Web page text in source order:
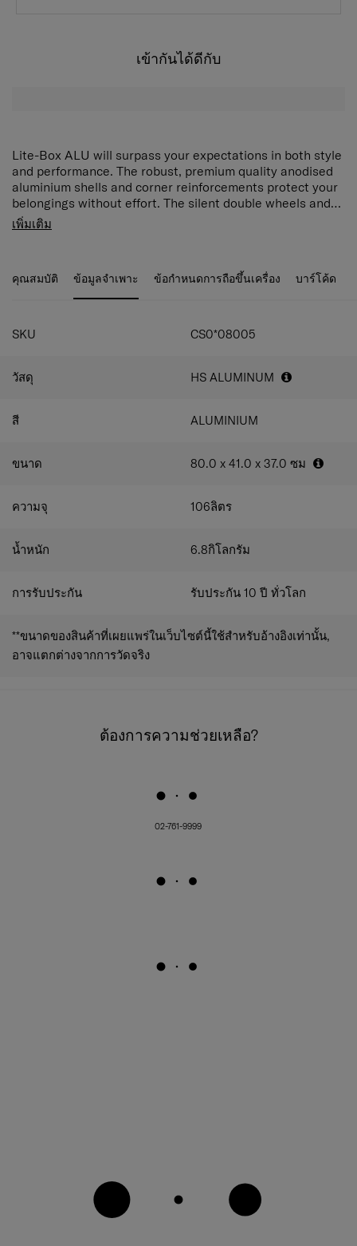
เข้ากันได้ดีกับ
Lite-Box ALU will surpass your expectations in both style
and performance. The robust, premium quality anodised
aluminium shells and corner reinforcements protect your
belongings without effort. The silent double wheels and
long double tube pull handle ensure smooth manoeuvring
and optimal comfort. Ease of mind is ensured with our
your case.
เพิ่มเติม
คุณสมบัติ ข้อมูลจำเพาะ ข้อกำหนดการถือขึ้นเครื่อง บาร์โค้ด
SKU CS0*08005
วัสดุ HS ALUMINUM
สี ALUMINIUM
ขนาด 80.0 x 41.0 x 37.0 ซม
ความจุ 106ลิตร
น้ำหนัก 6.8กิโลกรัม
การรับประกัน รับประกัน 10 ปี ทั่วโลก
**ขนาดของสินค้าที่เผยแพร่ในเว็บไซต์นี้ใช้สำหรับอ้างอิงเท่านั้น,
อาจแตกต่างจากการวัดจริง
ต้องการความช่วยเหลือ?
02-761-9999